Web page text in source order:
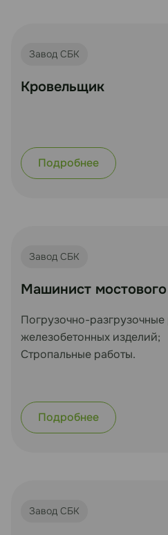
Завод СБК
Кровельщик
Подробнее
Завод СБК
Машинист
Погрузочно-разгрузочные
железобетонных изделий;
Стропальные работы.
Подробнее
Завод СБК